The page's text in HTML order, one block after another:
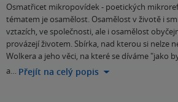
Osmatřicet mikropovídek - poetických
tématem je osamělost. Osamělost v životě i
vztazích, ve společnosti, ale i osamělost
provázejí životem. Sbírka, nad kterou si nelze
Wolkera a jeho věci, na které se díváme "jako
a… Přejít na celý popis